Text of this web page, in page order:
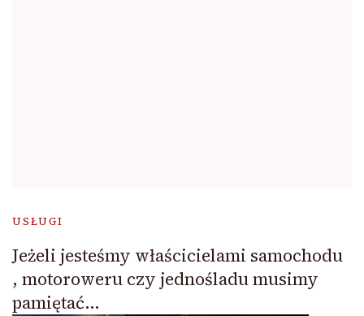
USŁUGI
Jeżeli jesteśmy właścicielami samochodu
, motoroweru czy jednośladu musimy
pamiętać…